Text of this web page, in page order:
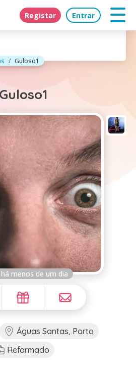
Registar Entrar
Guloso1
Guloso1
menos de um dia
Águas Santas, Porto
Reformado